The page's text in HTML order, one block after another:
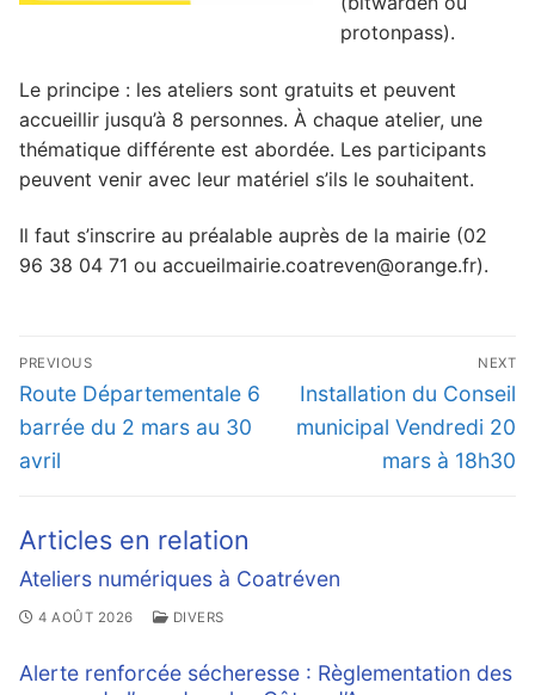
protonpass).
Le principe : les ateliers sont gratuits et peuvent
accueillir jusqu’à 8 personnes. À chaque atelier, une
thématique différente est abordée. Les participants
peuvent venir avec leur matériel s’ils le souhaitent.
Il faut s’inscrire au préalable auprès de la mairie (02
96 38 04 71 ou accueilmairie.coatreven@orange.fr).
Navigation
de
l’article
PREVIOUS
Previous
post:
Route Départementale 6
barrée du 2 mars au 30
avril
NEXT
Next
post:
Installation du Conseil
municipal Vendredi 20
mars à 18h30
Articles en relation
Ateliers numériques à Coatréven
4 AOÛT 2026 DIVERS
Alerte renforcée sécheresse : Règlementation des